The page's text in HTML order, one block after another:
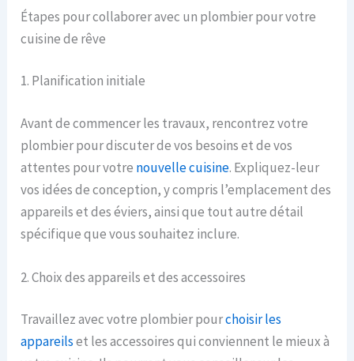
Étapes pour collaborer avec un plombier pour votre
cuisine de rêve
1. Planification initiale
Avant de commencer les travaux, rencontrez votre
plombier pour discuter de vos besoins et de vos
attentes pour votre nouvelle cuisine. Expliquez-leur
vos idées de conception, y compris l’emplacement des
appareils et des éviers, ainsi que tout autre détail
spécifique que vous souhaitez inclure.
2. Choix des appareils et des accessoires
Travaillez avec votre plombier pourchoisir les
appareilset les accessoires qui conviennent le mieux à